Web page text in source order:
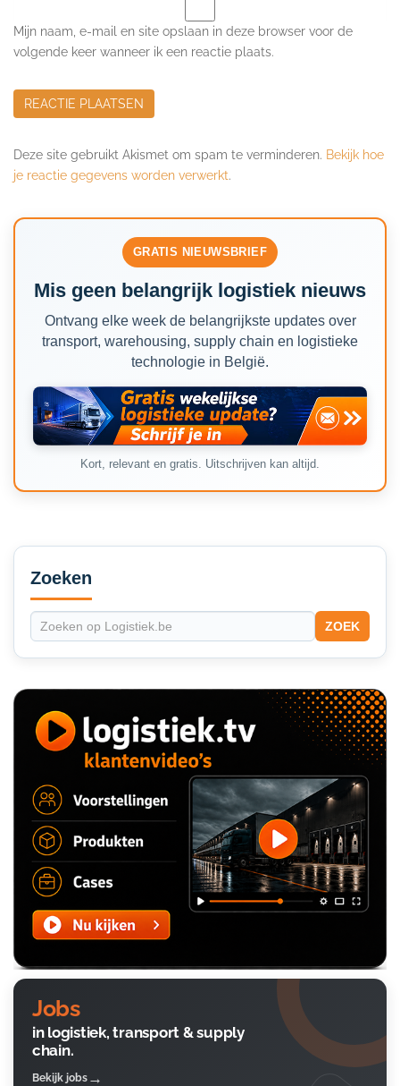
Mijn naam, e-mail en site opslaan in deze browser voor de
volgende keer wanneer ik een reactie plaats.
Deze site gebruikt Akismet om spam te verminderen. Bekijk hoe
je reactie gegevens worden verwerkt.
GRATIS NIEUWSBRIEF
Mis geen belangrijk logistiek nieuws
Ontvang elke week de belangrijkste updates over
transport, warehousing, supply chain en logistieke
technologie in België.
Kort, relevant en gratis. Uitschrijven kan altijd.
Secondary
Sidebar
Zoeken
ZOEK
Jobs
in logistiek, transport & supply
chain.
Bekijk jobs